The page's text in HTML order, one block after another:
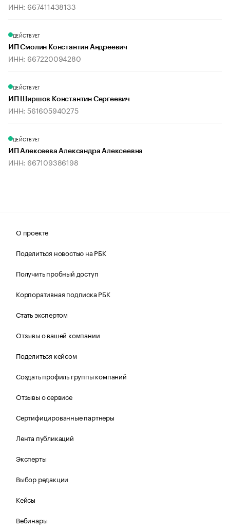
ИНН: 667411438133
ДЕЙСТВУЕТ
ИП Смолин Константин Андреевич
ИНН: 667220094280
ДЕЙСТВУЕТ
ИП Ширшов Константин Сергеевич
ИНН: 561605940275
ДЕЙСТВУЕТ
ИП Алексеева Александра Алексеевна
ИНН: 667109386198
О проекте
Поделиться новостью на РБК
Получить пробный доступ
Корпоративная подписка РБК
Стать экспертом
Отзывы о вашей компании
Поделиться кейсом
Создать профиль группы компаний
Отзывы о сервисе
Сертифицированные партнеры
Лента публикаций
Эксперты
Выбор редакции
Кейсы
Вебинары